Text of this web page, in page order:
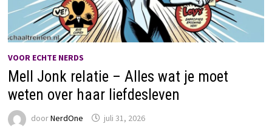
VOOR ECHTE NERDS
Mell Jonk relatie – Alles wat je moet
weten over haar liefdesleven
doorNerdOne juli 31, 2026